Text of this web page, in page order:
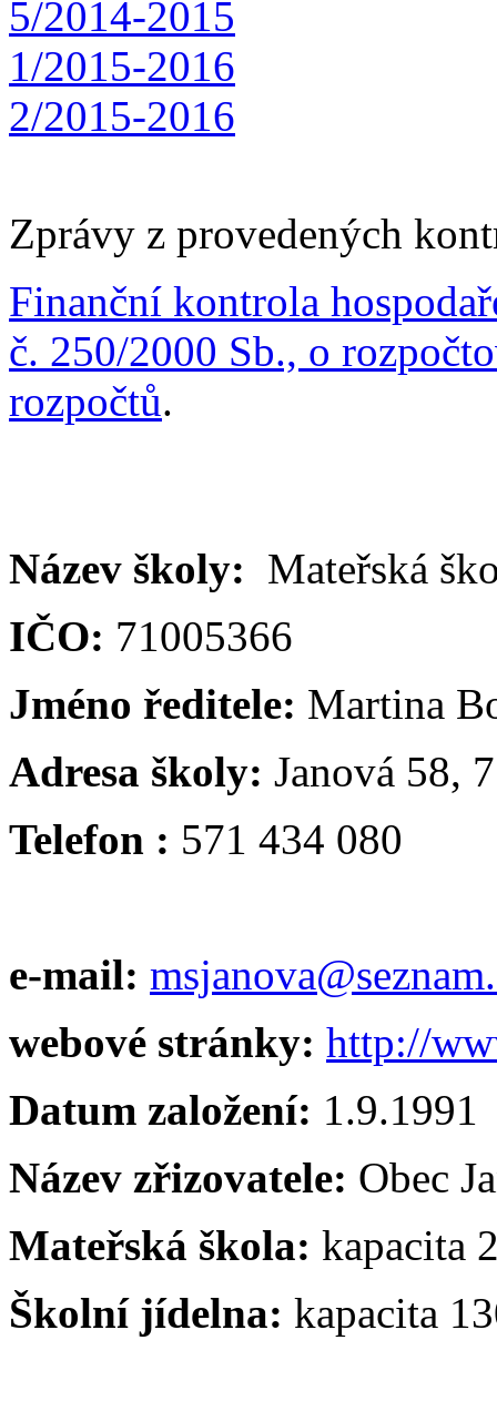
5/2014-2015
1/2015-2016
2/2015-2016
Zprávy z provedených
Finanční kontrola
č. 250/2000 Sb., o
rozpočtů.
Název školy: Mateřská
IČO: 71005366
Jméno ředitele: Martina
Adresa školy: Janová 58,
Telefon : 571 434 080
e-mail:
webové stránky: http://
Datum založení: 1.9.1991
Název zřizovatele: Obec
Mateřská škola: kapacita
Školní jídelna: kapacita